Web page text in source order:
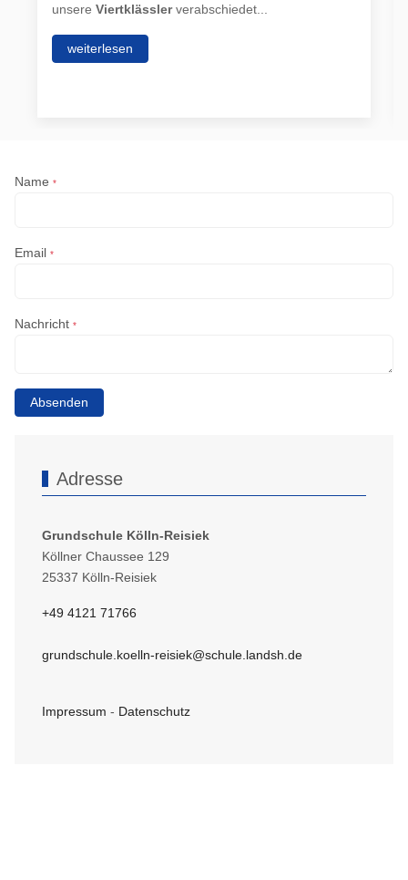
unsereViertklässlerverabschiedet...
weiterlesen
Name*
Email*
Nachricht*
Absenden
Adresse
Grundschule Kölln-Reisiek
Köllner Chaussee 129
25337 Kölln-Reisiek
+49 4121 71766
grundschule.koelln-reisiek@schule.landsh.de
Impressum - Datenschutz